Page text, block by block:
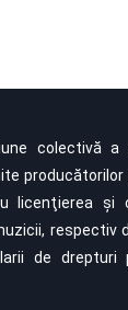
colectivă a
producătorilor
licenţierea şi
respectiv
de drepturi